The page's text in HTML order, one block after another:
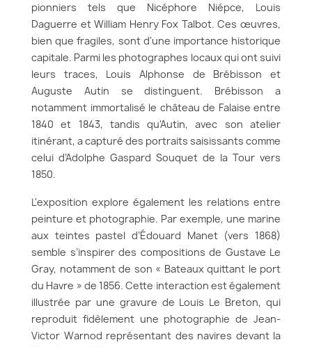
pionniers tels que Nicéphore Niépce, Louis
Daguerre et William Henry Fox Talbot. Ces œuvres,
bien que fragiles, sont d'une importance historique
capitale. Parmi les photographes locaux qui ont suivi
leurs traces, Louis Alphonse de Brébisson et
Auguste Autin se distinguent. Brébisson a
notamment immortalisé le château de Falaise entre
1840 et 1843, tandis qu'Autin, avec son atelier
itinérant, a capturé des portraits saisissants comme
celui d’Adolphe Gaspard Souquet de la Tour vers
1850.
L'exposition explore également les relations entre
peinture et photographie. Par exemple, une marine
aux teintes pastel d’Édouard Manet (vers 1868)
semble s’inspirer des compositions de Gustave Le
Gray, notamment de son « Bateaux quittant le port
du Havre » de 1856. Cette interaction est également
illustrée par une gravure de Louis Le Breton, qui
reproduit fidèlement une photographie de Jean-
Victor Warnod représentant des navires devant la